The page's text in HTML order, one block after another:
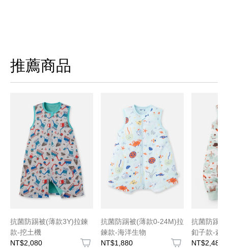
推薦商品
抗菌防踢被(薄款3Y)拉鍊
款-挖土機
NT$2,080
抗菌防踢被(薄款0-24M)拉
鍊款-海洋生物
NT$1,880
抗菌防踢
釦子款-森
NT$2,480